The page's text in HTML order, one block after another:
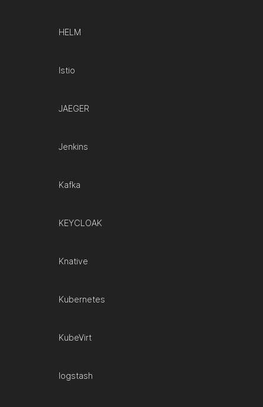
HELM
Istio
JAEGER
Jenkins
Kafka
KEYCLOAK
Knative
Kubernetes
KubeVirt
logstash